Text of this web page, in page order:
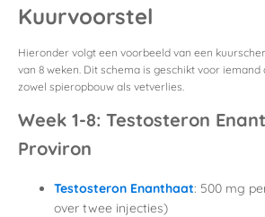
Kuurvoorstel
Hieronder volgt een voorbeeld van een
van 8 weken. Dit schema is geschikt voor iemand
zowel spieropbouw als vetverlies.
Week 1-8: Testosteron
Proviron
Testosteron Enanthaat: 500 mg
over twee injecties)